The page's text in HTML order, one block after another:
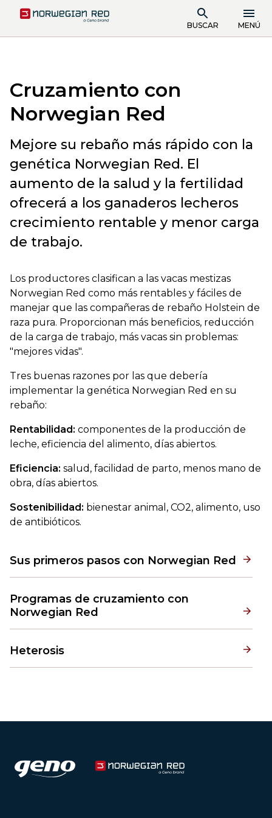
BUSCAR MENÚ
Cruzamiento con
Norwegian Red
Mejore su rebaño más rápido con la
genética Norwegian Red. El
aumento de la salud y la fertilidad
ofrecerá a los ganaderos lecheros
crecimiento rentable y menor carga
de trabajo.
Los productores clasifican a las vacas mestizas
Norwegian Red como más rentables y fáciles de
manejar que las compañeras de rebaño Holstein de
raza pura. Proporcionan más beneficios, reducción
de la carga de trabajo, más vacas sin problemas:
"mejores vidas".
Tres buenas razones por las que debería
implementar la genética Norwegian Red en su
rebaño:
Rentabilidad: componentes de la producción de
leche, eficiencia del alimento, días abiertos.
Eficiencia: salud, facilidad de parto, menos mano de
obra, días abiertos.
Sostenibilidad: bienestar animal, CO2, alimento, uso
de antibióticos.
Sus primeros pasos con Norwegian Red
Programas de cruzamiento con
Norwegian Red
Heterosis